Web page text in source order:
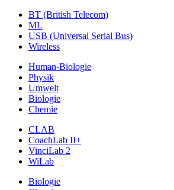
BT (British Telecom)
ML
USB (Universal Serial Bus)
Wireless
Human-Biologie
Physik
Umwelt
Biologie
Chemie
CLAB
CoachLab II+
VinciLab 2
WiLab
Biologie